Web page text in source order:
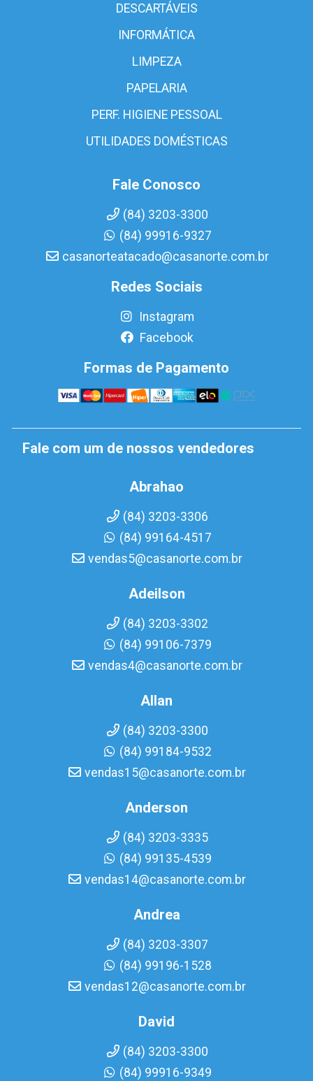
DESCARTÁVEIS
INFORMÁTICA
LIMPEZA
PAPELARIA
PERF. HIGIENE PESSOAL
UTILIDADES DOMÉSTICAS
Fale Conosco
(84) 3203-3300
(84) 99916-9327
casanorteatacado@casanorte.com.br
Redes Sociais
Instagram
Facebook
Formas de Pagamento
Fale com um de nossos vendedores
Abrahao
(84) 3203-3306
(84) 99164-4517
vendas5@casanorte.com.br
Adeilson
(84) 3203-3302
(84) 99106-7379
vendas4@casanorte.com.br
Allan
(84) 3203-3300
(84) 99184-9532
vendas15@casanorte.com.br
Anderson
(84) 3203-3335
(84) 99135-4539
vendas14@casanorte.com.br
Andrea
(84) 3203-3307
(84) 99196-1528
vendas12@casanorte.com.br
David
(84) 3203-3300
(84) 99916-9349